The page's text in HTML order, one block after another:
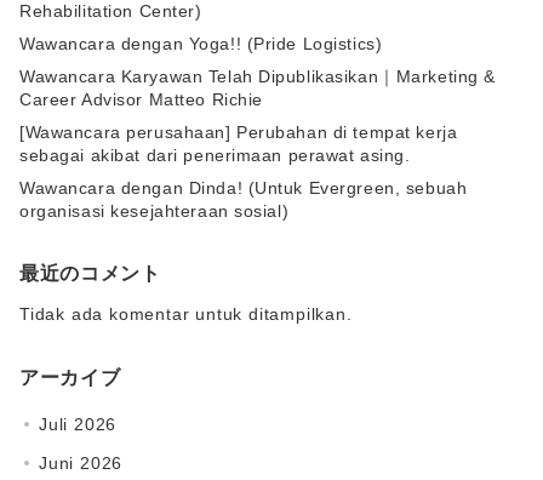
Rehabilitation Center)
Wawancara dengan Yoga!! (Pride Logistics)
Wawancara Karyawan Telah Dipublikasikan｜Marketing &
Career Advisor Matteo Richie
[Wawancara perusahaan] Perubahan di tempat kerja
sebagai akibat dari penerimaan perawat asing.
Wawancara dengan Dinda! (Untuk Evergreen, sebuah
organisasi kesejahteraan sosial)
最近のコメント
Tidak ada komentar untuk ditampilkan.
アーカイブ
Juli 2026
Juni 2026